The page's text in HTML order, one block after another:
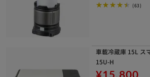
(63)
車載冷蔵庫 15L ス
15U-H
¥15,800